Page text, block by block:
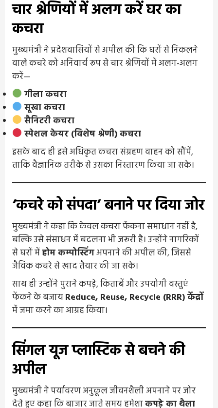
चार श्रेणियों में अलग करें घर का
कचरा
मुख्यमंत्री ने प्रदेशवासियों से अपील की कि घरों से निकलने
वाले कचरे को अनिवार्य रूप से चार श्रेणियों में अलग-अलग
करें—
गीला कचरा
सूखा कचरा
सैनिटरी कचरा
स्पेशल केयर (विशेष श्रेणी) कचरा
इसके बाद ही इसे अधिकृत कचरा संग्रहण वाहन को सौंपें,
ताकि वैज्ञानिक तरीके से उसका निस्तारण किया जा सके।
‘कचरे को संपदा’ बनाने पर दिया जोर
मुख्यमंत्री ने कहा कि केवल कचरा फेंकना समाधान नहीं है,
बल्कि उसे संसाधन में बदलना भी जरूरी है। उन्होंने नागरिकों
से घरों मेंहोम कम्पोस्टिंगअपनाने की अपील की, जिससे
जैविक कचरे से खाद तैयार की जा सके।
साथ ही उन्होंने पुराने कपड़े, किताबें और उपयोगी वस्तुएं
फेंकने के बजायReduce, Reuse, Recycle (RRR) केंद्रों
में जमा करने का आग्रह किया।
सिंगल यूज प्लास्टिक से बचने की
अपील
मुख्यमंत्री ने पर्यावरण अनुकूल जीवनशैली अपनाने पर जोर
देते हुए कहा कि बाजार जाते समय हमेशाकपड़े का थैला